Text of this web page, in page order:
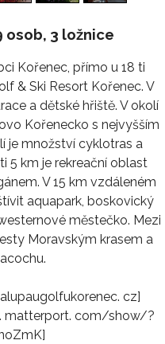
osob, 3 ložnice
Kořenec, přímo u 18 ti
& Ski Resort Kořenec. V
a dětské hřiště. V okolí
Kořenecko s nejvyšším
je množství cyklotras a
5 km je rekreační oblast
V 15 km vzdáleném
aquapark, boskovický
městečko. Mezi
Moravským krasem a
cz]
matterport. com/show/?